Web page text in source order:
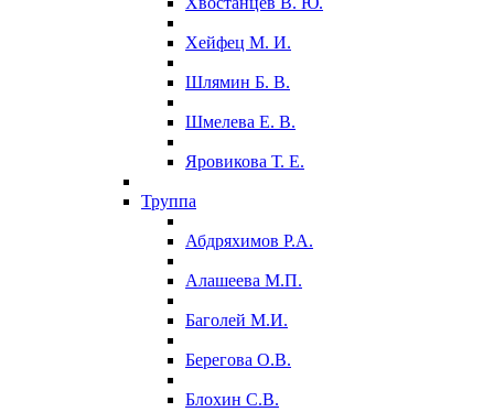
Хейфец М. И.
Шлямин Б. В.
Шмелева Е. В.
Яровикова Т. Е.
Труппа
Абдряхимов Р.А.
Алашеева М.П.
Баголей М.И.
Берегова О.В.
Блохин С.В.